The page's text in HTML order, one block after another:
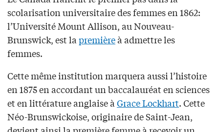
scolarisation universitaire des femmes en 1862:
l’Université Mount Allison, au Nouveau-
Brunswick, est lapremièreà admettre les
femmes.
Cette même institution marquera aussi l’histoire
en 1875 en accordant un baccalauréat en sciences
et en littérature anglaise àGrace Lockhart. Cette
Néo-Brunswickoise, originaire de Saint-Jean,